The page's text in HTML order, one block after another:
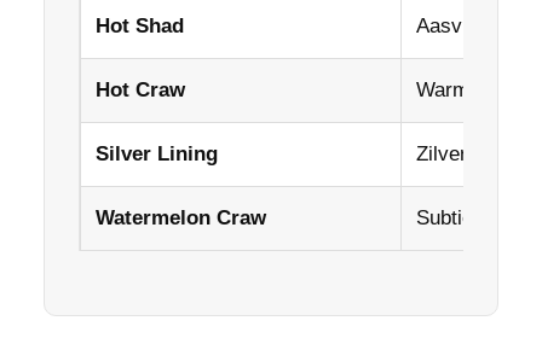
Hot Shad Aasvisprofiel
Hot Craw Warme
Silver Lining
Watermelon Craw Subtiele,